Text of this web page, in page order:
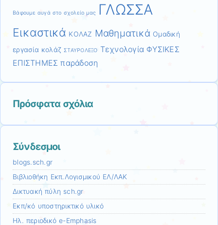
Βάφουμε αυγά στο σχολείο μας ΓΛΩΣΣΑ
Εικαστικά ΚΟΛΑΖ Μαθηματικά Ομαδική
εργασία κολάζ ΣΤΑΥΡΟΛΕΞΟ Τεχνολογία ΦΥΣΙΚΕΣ
ΕΠΙΣΤΗΜΕΣ παράδοση
Πρόσφατα σχόλια
Σύνδεσμοι
blogs.sch.gr
Βιβλιοθήκη Εκπ.Λογισμικού ΕΛ/ΛΑΚ
Δικτυακή πύλη sch.gr
Εκπ/κό υποστηρικτικό υλικό
Ηλ. περιοδικό e-Emphasis